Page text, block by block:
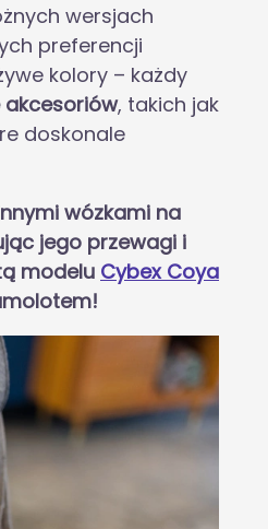
wersjach
preferencji
kolory – każdy
akcesoriów, takich jak
doskonale
wózkami na
jego przewagi i
modelu Cybex Coya